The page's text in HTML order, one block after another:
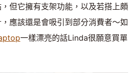
但它擁有支架功能，以及若搭上頗
應該還是會吸引到部分消費者～如
一樣漂亮的話Linda很願意買單